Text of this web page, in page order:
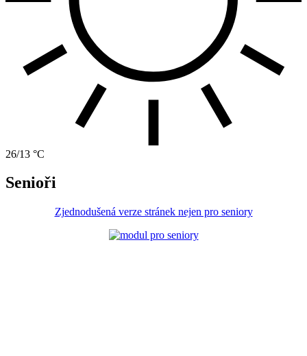
26/13 °C
Senioři
Zjednodušená verze stránek nejen pro seniory